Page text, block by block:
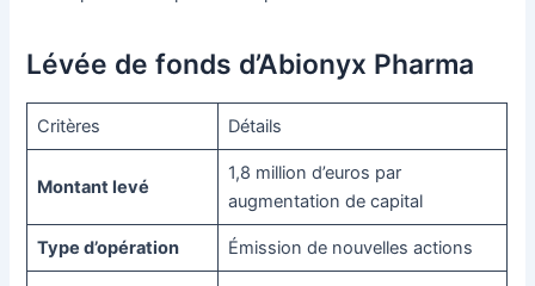
Lévée de fonds d’Abionyx Pharma
Critères Détails
Montant levé
1,8 million d’euros par
augmentation de capital
Type d’opération Émission de nouvelles actions